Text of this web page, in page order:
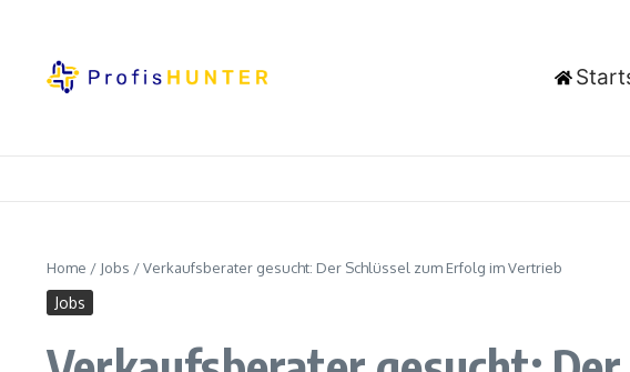
Home / Jobs /Verkaufsberater gesucht: Der Schlüssel zum Erfolg im Vertrieb
Jobs